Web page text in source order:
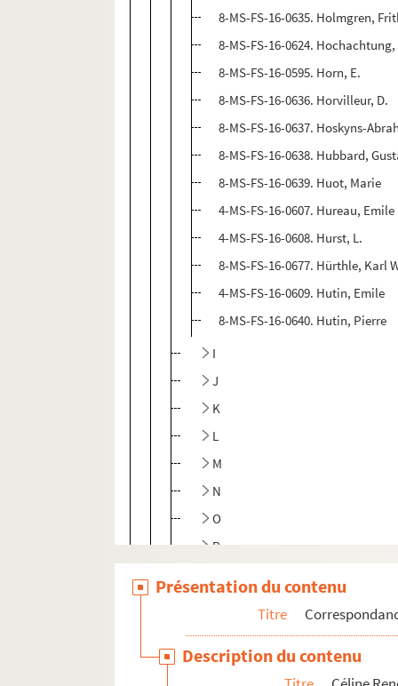
8-MS-FS-16-0635. Holmgren,
8-MS-FS-16-0624.
8-MS-FS-16-0595. Horn, E.
8-MS-FS-16-0636. Horvilleur, D.
8-MS-FS-16-0637. Hoskyns-
8-MS-FS-16-0638. Hubbard,
8-MS-FS-16-0639. Huot, Marie
4-MS-FS-16-0607. Hureau, Emile
4-MS-FS-16-0608. Hurst, L.
8-MS-FS-16-0677. Hürthle, Karl
4-MS-FS-16-0609. Hutin, Emile
8-MS-FS-16-0640. Hutin, Pierre
I
J
K
L
M
N
O
P
T
Présentation du contenu
Titre
Description du contenu